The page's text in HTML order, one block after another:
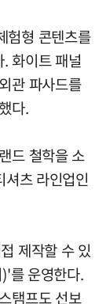
험형 콘텐츠를
화이트 패널
관 파사드를
다.
드 철학을 소
츠 라인업인
제작할 수 있
를 운영한다.
탬프도 선보